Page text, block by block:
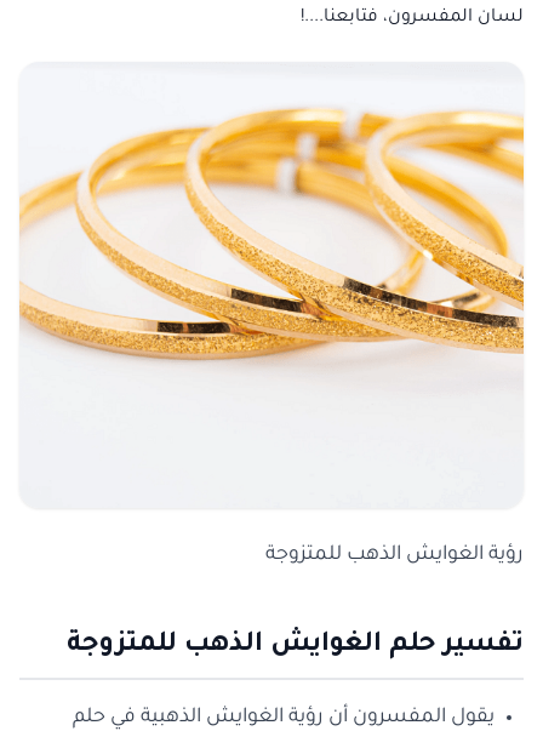
لسان المفسرون، فتابعنا....!
رؤية الغوايش الذهب للمتزوجة
تفسير حلم الغوايش الذهب للمتزوجة
يقول المفسرون أن رؤية الغوايش الذهبية في حلم